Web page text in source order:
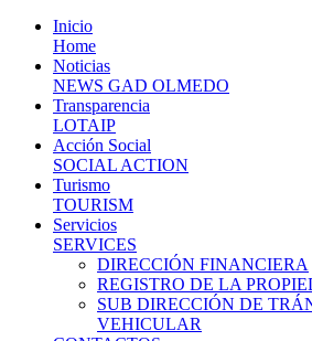
Inicio
Home
Noticias
NEWS GAD OLMEDO
Transparencia
LOTAIP
Acción Social
SOCIAL ACTION
Turismo
TOURISM
Servicios
SERVICES
DIRECCIÓN FINANCIERA
REGISTRO DE LA
SUB DIRECCIÓN DE
VEHICULAR